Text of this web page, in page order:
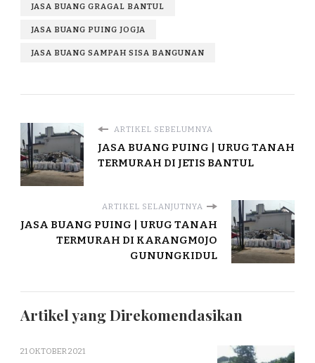
JASA BUANG GRAGAL BANTUL
JASA BUANG PUING JOGJA
JASA BUANG SAMPAH SISA BANGUNAN
ARTIKEL SEBELUMNYA
JASA BUANG PUING | URUG TANAH
TERMURAH DI JETIS BANTUL
ARTIKEL SELANJUTNYA
JASA BUANG PUING | URUG TANAH
TERMURAH DI KARANGM0JO
GUNUNGKIDUL
Artikel yang Direkomendasikan
21 OKTOBER 2021